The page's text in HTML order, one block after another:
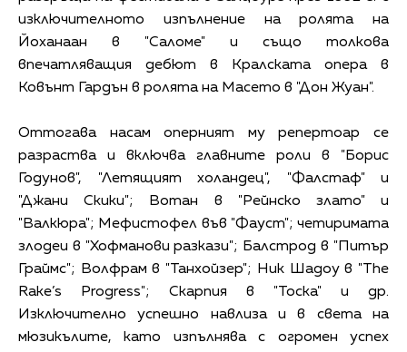
изключителното изпълнение на ролята на
Йоханаан в "Саломе" и също толкова
впечатляващия дебют в Кралската опера в
Ковънт Гардън в ролята на Масето в "Дон Жуан".
Оттогава насам оперният му репертоар се
разраства и включва главните роли в "Борис
Годунов", "Летящият холандец", "Фалстаф" и
"Джани Скики"; Вотан в "Рейнско злато" и
"Валкюра"; Мефистофел във "Фауст"; четиримата
злодеи в "Хофманови разкази"; Балстрод в "Питър
Граймс"; Волфрам в "Танхойзер"; Ник Шадоу в "The
Rake’s Progress"; Скарпия в "Тоска" и др.
Изключително успешно навлиза и в света на
мюзикълите, като изпълнява с огромен успех